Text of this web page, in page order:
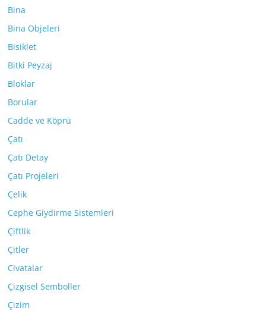
Bina
Bina Objeleri
Bisiklet
Bitki Peyzaj
Bloklar
Borular
Cadde ve Köprü
Çatı
Çatı Detay
Çatı Projeleri
Çelik
Cephe Giydirme Sistemleri
Çiftlik
Çitler
Civatalar
Çizgisel Semboller
Çizim